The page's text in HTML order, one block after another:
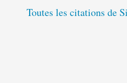
Toutes les citations de